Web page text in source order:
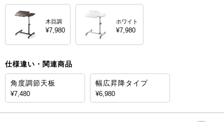
木目調
¥7,980
ホワイト
¥7,980
仕様違い・関連商品
角度調節天板
¥7,480
幅広昇降タイプ
¥6,980